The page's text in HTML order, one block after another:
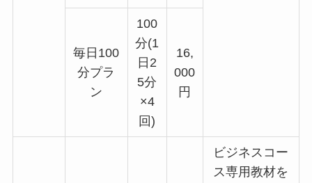
毎日100
分プラ
ン
100
分(1
日2
5分
×4
回)
16,
000
円
ビジネスコー
ス専用教材を